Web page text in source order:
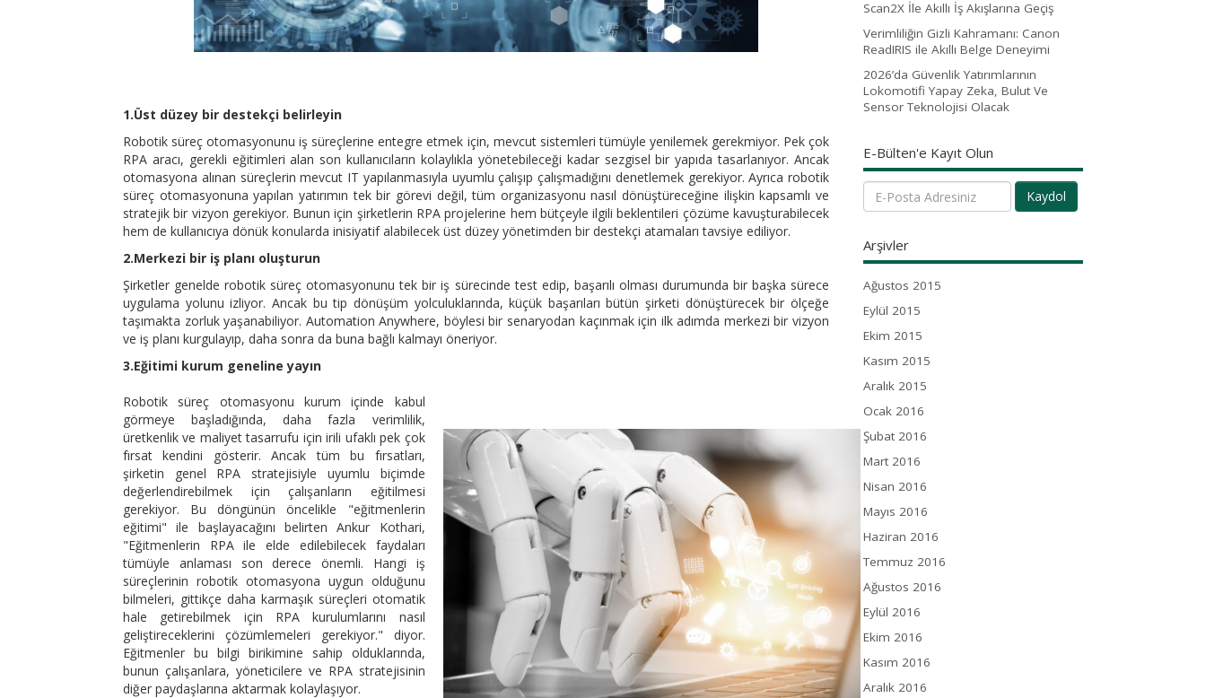
1.Üst düzey bir destekçi belirleyin
Robotik süreç otomasyonunu iş süreçlerine entegre etmek için, mevcut sistemleri tümüyle yenilemek gerekmiyor. Pek çok
RPA aracı, gerekli eğitimleri alan son kullanıcıların kolaylıkla yönetebileceği kadar sezgisel bir yapıda tasarlanıyor. Ancak
otomasyona alınan süreçlerin mevcut IT yapılanmasıyla uyumlu çalışıp çalışmadığını denetlemek gerekiyor. Ayrıca robotik
süreç otomasyonuna yapılan yatırımın tek bir görevi değil, tüm organizasyonu nasıl dönüştüreceğine ilişkin kapsamlı ve
stratejik bir vizyon gerekiyor. Bunun için şirketlerin RPA projelerine hem bütçeyle ilgili beklentileri çözüme kavuşturabilecek
hem de kullanıcıya dönük konularda inisiyatif alabilecek üst düzey yönetimden bir destekçi atamaları tavsiye ediliyor.
2.Merkezi bir iş planı oluşturun
Şirketler genelde robotik süreç otomasyonunu tek bir iş sürecinde test edip, başarılı olması durumunda bir başka sürece
uygulama yolunu izliyor. Ancak bu tip dönüşüm yolculuklarında, küçük başarıları bütün şirketi dönüştürecek bir ölçeğe
taşımakta zorluk yaşanabiliyor. Automation Anywhere, böylesi bir senaryodan kaçınmak için ilk adımda merkezi bir vizyon
ve iş planı kurgulayıp, daha sonra da buna bağlı kalmayı öneriyor.
3.Eğitimi kurum geneline yayın
Robotik süreç otomasyonu kurum içinde kabul
görmeye başladığında, daha fazla verimlilik,
üretkenlik ve maliyet tasarrufu için irili ufaklı pek çok
fırsat kendini gösterir. Ancak tüm bu fırsatları,
şirketin genel RPA stratejisiyle uyumlu biçimde
değerlendirebilmek için çalışanların eğitilmesi
gerekiyor. Bu döngünün öncelikle "eğitmenlerin
eğitimi" ile başlayacağını belirten Ankur Kothari,
"Eğitmenlerin RPA ile elde edilebilecek faydaları
tümüyle anlaması son derece önemli. Hangi iş
süreçlerinin robotik otomasyona uygun olduğunu
bilmeleri, gittikçe daha karmaşık süreçleri otomatik
hale getirebilmek için RPA kurulumlarını nasıl
geliştireceklerini çözümlemeleri gerekiyor." diyor.
Eğitmenler bu bilgi birikimine sahip olduklarında,
bunun çalışanlara, yöneticilere ve RPA stratejisinin
diğer paydaşlarına aktarmak kolaylaşıyor.
Scan2X İle Akıllı İş Akışlarına Geçiş
Verimliliğin Gizli Kahramanı: Canon
ReadIRIS ile Akıllı Belge Deneyimi
2026’da Güvenlik Yatırımlarının
Lokomotifi Yapay Zeka, Bulut Ve
Sensor Teknolojisi Olacak
E-Bülten'e Kayıt Olun
Kaydol
Arşivler
Ağustos 2015
Eylül 2015
Ekim 2015
Kasım 2015
Aralık 2015
Ocak 2016
Şubat 2016
Mart 2016
Nisan 2016
Mayıs 2016
Haziran 2016
Temmuz 2016
Ağustos 2016
Eylül 2016
Ekim 2016
Kasım 2016
Aralık 2016